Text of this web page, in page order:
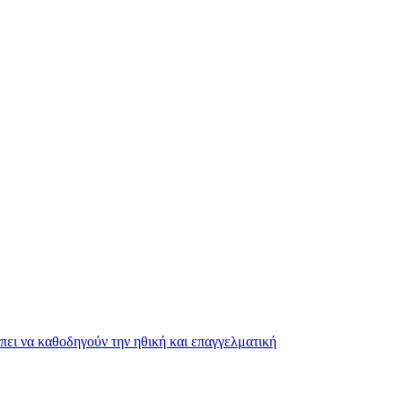
να καθοδηγούν την ηθική και επαγγελματική